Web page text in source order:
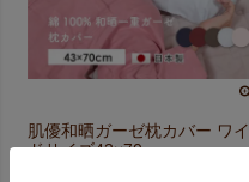
肌優和晒ガーゼ枕カバー ワイ
ドサイズ43×70cm